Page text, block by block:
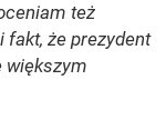
też
fakt, że prezydent
większym